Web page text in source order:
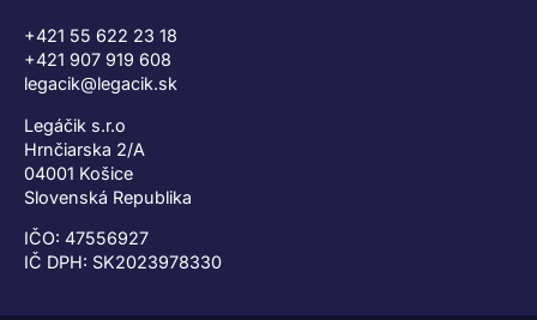
+421 55 622 23 18
+421 907 919 608
legacik@legacik.sk
Legáčik s.r.o
Hrnčiarska 2/A
04001 Košice
Slovenská Republika
IČO: 47556927
IČ DPH: SK2023978330